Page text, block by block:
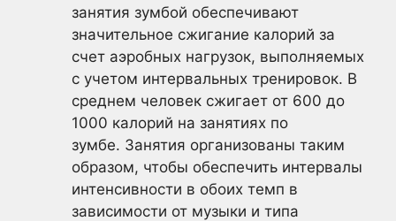
занятия зумбой обеспечивают
значительное сжигание калорий за
счет аэробных нагрузок, выполняемых
с учетом интервальных тренировок. В
среднем человек сжигает от 600 до
1000 калорий на занятиях по
зумбе. Занятия организованы таким
образом, чтобы обеспечить интервалы
интенсивности в обоих темп в
зависимости от музыки и типа